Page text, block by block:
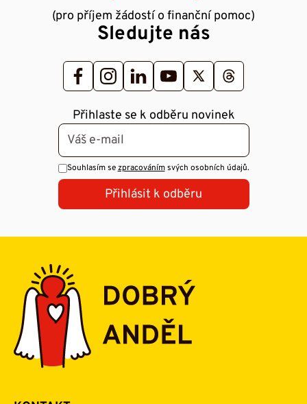
(pro příjem žádostí o finanční pomoc)
Sledujte nás
Přihlaste se k odběru novinek
Souhlasím sezpracovánímsvých osobních údajů.
Přihlásit k odběru